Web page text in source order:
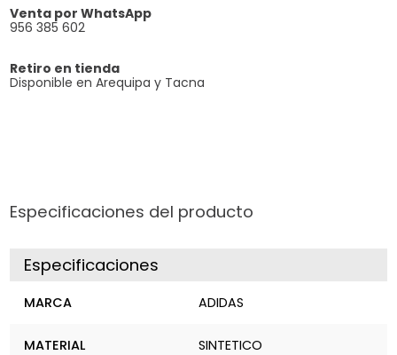
Venta por WhatsApp
956 385 602
Retiro en tienda
Disponible en Arequipa y Tacna
Especificaciones del producto
Especificaciones
MARCA ADIDAS
MATERIAL SINTETICO